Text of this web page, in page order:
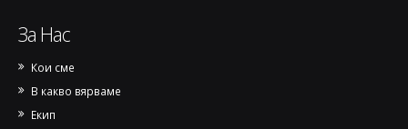
За Нас
Кои сме
В какво вярваме
Екип